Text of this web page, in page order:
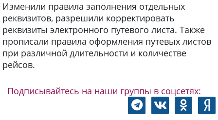
Изменили правила заполнения отдельных
реквизитов, разрешили корректировать
реквизиты электронного путевого листа. Также
прописали правила оформления путевых листов
при различной длительности и количестве
рейсов.
Подписывайтесь на наши группы в соцсетях: